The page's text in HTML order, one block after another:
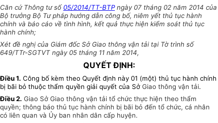
Căn cứ Thông tư số 05/2014/TT-BTPngày 07 tháng 02 năm 2014 của
Bộ trưởng Bộ Tư pháp hướng dẫn công bố, niêm yết thủ tục hành
chính và báo cáo về tình hình, kết quả thực hiện kiểm soát thủ tục
hành chính;
Xét đề nghị của Giám đốc Sở Giao thông vận tải tại Tờ trình số
649/TTr-SGTVT ngày 05 tháng 11 năm 2014,
QUYẾT ĐỊNH:
Điều 1. Công bố kèm theo Quyết định này 01 (một) thủ tục hành chính
bị bãi bỏ thuộc thẩm quyền giải quyết của Sở Giao thông vận tải.
Điều 2. Giao Sở Giao thông vận tải tổ chức thực hiện theo thẩm
quyền; thông báo thủ tục hành chính bị bãi bỏ đến tổ chức, cá nhân
có liên quan và Ủy ban nhân dân cấp huyện.